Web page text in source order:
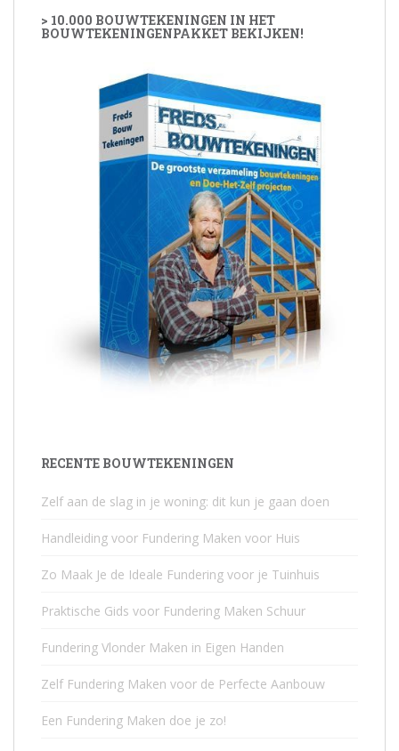
> 10.000 BOUWTEKENINGEN IN HET
BOUWTEKENINGENPAKKET BEKIJKEN!
RECENTE BOUWTEKENINGEN
Zelf aan de slag in je woning: dit kun je gaan doen
Handleiding voor Fundering Maken voor Huis
Zo Maak Je de Ideale Fundering voor je Tuinhuis
Praktische Gids voor Fundering Maken Schuur
Fundering Vlonder Maken in Eigen Handen
Zelf Fundering Maken voor de Perfecte Aanbouw
Een Fundering Maken doe je zo!